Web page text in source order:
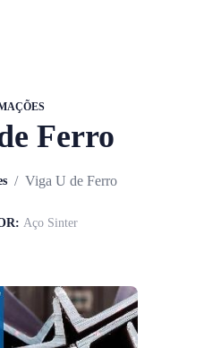
Ferro
/ Viga U de Ferro
Aço Sinter